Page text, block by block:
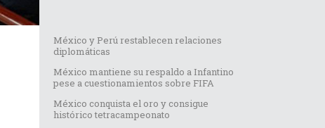
México y Perú restablecen relaciones
diplomáticas
México mantiene su respaldo a Infantino
pese a cuestionamientos sobre FIFA
México conquista el oro y consigue
histórico tetracampeonato